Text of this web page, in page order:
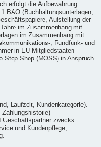
erfolgt die Aufbewahrung
BAO (Buchhaltungsunterlagen,
Aufstellung der
im Zusammenhang mit
im Zusammenhang mit
, Rundfunk- und
in EU-Mitgliedstaaten
Stop-Shop (MOSS) in Anspruch
Laufzeit, Kundenkategorie).
Geschäftspartner zwecks
und Kundenpflege,